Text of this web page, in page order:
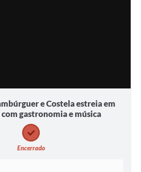
e Costela estreia em
gastronomia e música
Encerrado